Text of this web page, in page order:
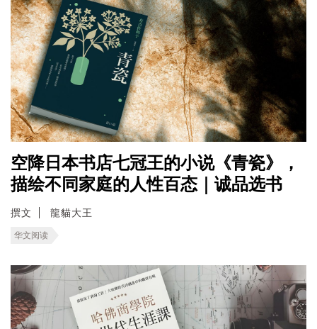
空降日本书店七冠王的小说《青瓷》，
描绘不同家庭的人性百态｜诚品选书
撰文 龍貓大王
华文阅读